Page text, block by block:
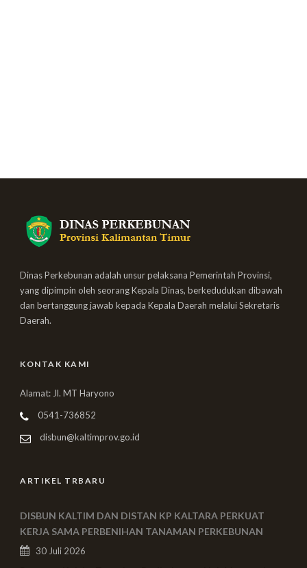
Dinas Perkebunan adalah unsur pelaksana Pemerintah Provinsi,
yang dipimpin oleh seorang Kepala Dinas, berkedudukan dibawah
dan bertanggung jawab kepada Kepala Daerah melalui Sekretaris
Daerah.
KONTAK KAMI
Alamat: Jl. MT Haryono
0541-736852
disbun@kaltimprov.go.id
ARTIKEL TRBARU
DISBUN KALTIM DAN DISTAN KP KALTARA PERKUAT
KERJA SAMA PERBENIHAN TANAMAN PERKEBUNAN
30 Juli 2026